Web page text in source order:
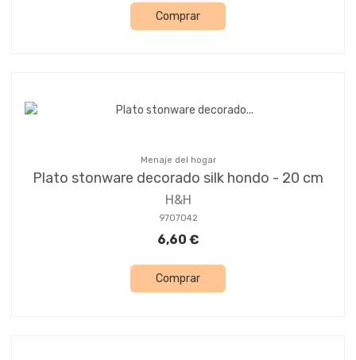
Comprar
Menaje del hogar
Plato stonware decorado silk hondo - 20 cm
H&H
9707042
6,60 €
Comprar